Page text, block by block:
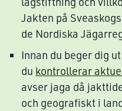
Jakten på
de Nordiska
Innan du beger dig
du kontrollerar
avser jaga då
och geografiskt i